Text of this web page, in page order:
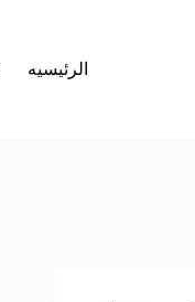
الرئيسيه